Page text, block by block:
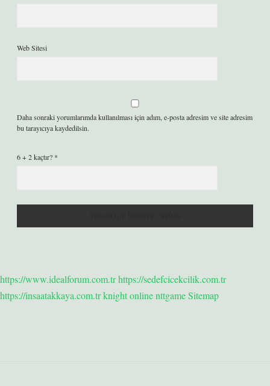
Web Sitesi
Daha sonraki yorumlarımda kullanılması için adım, e-posta adresim ve site adresim
bu tarayıcıya kaydedilsin.
6 + 2 kaçtır? *
https://www.idealforum.com.trhttps://sedefcicekcilik.com.tr
https://insaatakkaya.com.trknight onlinenttgameSitemap